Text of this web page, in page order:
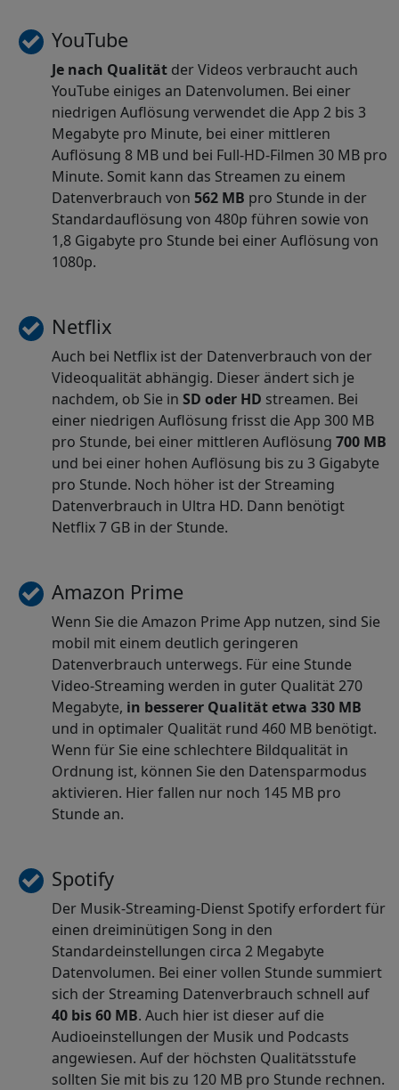
YouTube
Je nach Qualität der Videos verbraucht auch
YouTube einiges an Datenvolumen. Bei einer
niedrigen Auflösung verwendet die App 2 bis 3
Megabyte pro Minute, bei einer mittleren
Auflösung 8 MB und bei Full-HD-Filmen 30 MB pro
Minute. Somit kann das Streamen zu einem
Datenverbrauch von 562 MB pro Stunde in der
Standardauflösung von 480p führen sowie von
1,8 Gigabyte pro Stunde bei einer Auflösung von
1080p.
Netflix
Auch bei Netflix ist der Datenverbrauch von der
Videoqualität abhängig. Dieser ändert sich je
nachdem, ob Sie in SD oder HD streamen. Bei
einer niedrigen Auflösung frisst die App 300 MB
pro Stunde, bei einer mittleren Auflösung 700 MB
und bei einer hohen Auflösung bis zu 3 Gigabyte
pro Stunde. Noch höher ist der Streaming
Datenverbrauch in Ultra HD. Dann benötigt
Netflix 7 GB in der Stunde.
Amazon Prime
Wenn Sie die Amazon Prime App nutzen, sind Sie
mobil mit einem deutlich geringeren
Datenverbrauch unterwegs. Für eine Stunde
Video-Streaming werden in guter Qualität 270
Megabyte, in besserer Qualität etwa 330 MB
und in optimaler Qualität rund 460 MB benötigt.
Wenn für Sie eine schlechtere Bildqualität in
Ordnung ist, können Sie den Datensparmodus
aktivieren. Hier fallen nur noch 145 MB pro
Stunde an.
Spotify
Der Musik-Streaming-Dienst Spotify erfordert für
einen dreiminütigen Song in den
Standardeinstellungen circa 2 Megabyte
Datenvolumen. Bei einer vollen Stunde summiert
sich der Streaming Datenverbrauch schnell auf
40 bis 60 MB. Auch hier ist dieser auf die
Audioeinstellungen der Musik und Podcasts
angewiesen. Auf der höchsten Qualitätsstufe
sollten Sie mit bis zu 120 MB pro Stunde rechnen.